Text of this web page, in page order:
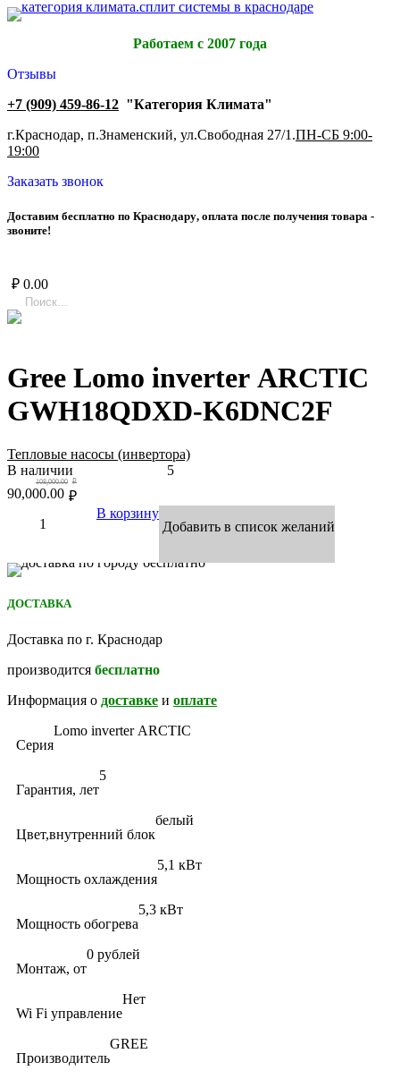
Работаем с 2007 года
Отзывы
+7 (909) 459-86-12 "Категория Климата"
г.Краснодар, п.Знаменский, ул.Свободная 27/1.ПН-СБ 9:00-
19:00
Заказать звонок
Доставим бесплатно по Краснодару, оплата после получения товара -
звоните!
₽ 0.00
Gree Lomo inverter ARCTIC
GWH18QDXD-K6DNC2F
Тепловые насосы (инвертора)
В наличии
5
₽
90,000.00
₽
108,000.00
В корзину
Добавить в список желаний
ДОСТАВКА
Доставка по г. Краснодар
производится бесплатно
Информация о доставке и оплате
Серия
Lomo inverter ARCTIC
Гарантия, лет
5
Цвет,внутренний блок
белый
Мощность охлаждения
5,1 кВт
Мощность обогрева
5,3 кВт
Монтаж, от
0 рублей
Wi Fi управление
Нет
Производитель
GREE